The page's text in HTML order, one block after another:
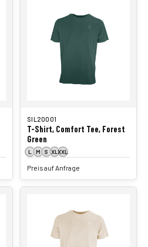
SIL20001
T-Shirt, Comfort Tee, Forest
Green
L M S XLXXL
Preis auf Anfrage